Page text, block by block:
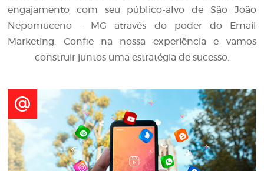
engajamento com seu público-alvo de São João
Nepomuceno - MG através do poder do Email
Marketing. Confie na nossa experiência e vamos
construir juntos uma estratégia de sucesso.